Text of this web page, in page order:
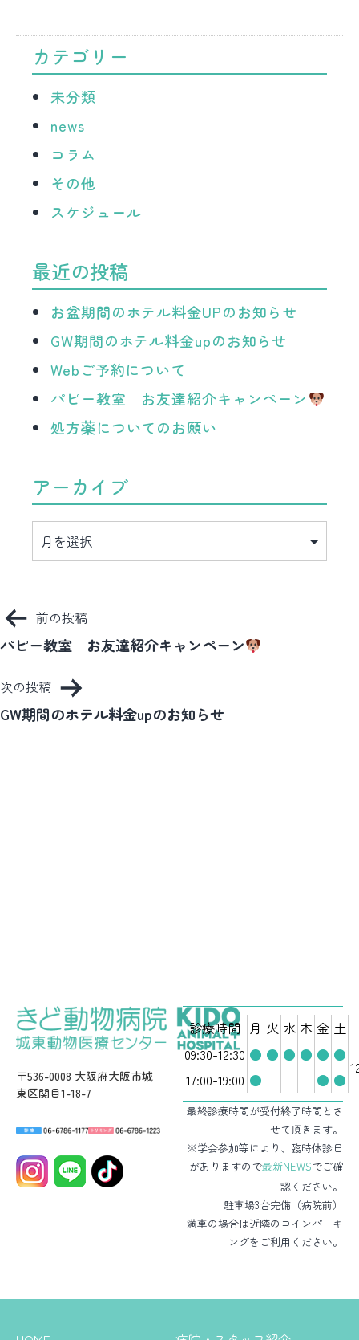
カテゴリー
未分類
news
コラム
その他
スケジュール
最近の投稿
お盆期間のホテル料金UPのお知らせ
GW期間のホテル料金upのお知らせ
Webご予約について
パピー教室 お友達紹介キャンペーン
処方薬についてのお願い
アーカイブ
イ
投
稿
ビ
ゲ
前の投稿
パピー教室 お友達紹介キャンペーン
次の投稿
GW期間のホテル料金upのお知らせ
〒536-0008 大阪府大阪市城
東区関目1-18-7
診療時間 月 火 水 木 金 土
09:30-12:30 ● ● ● ● ● ●
17:00-19:00 ● − − − ● ●
最終診療時間が受付終了時間とさ
せて頂きます。
※学会参加等により、臨時休診日
がありますので最新NEWSでご確
認ください。
駐車場3台完備（病院前）
満車の場合は近隣のコインパーキ
ングをご利用ください。